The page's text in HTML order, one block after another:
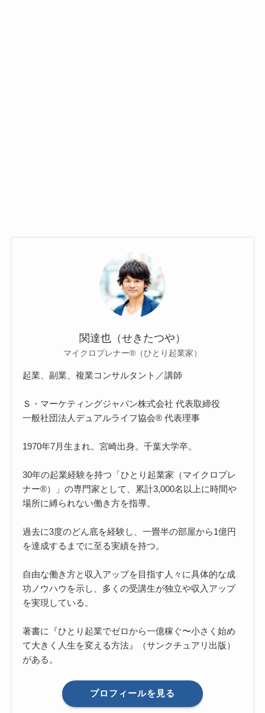
関達也（せきたつや）
マイクロプレナー®（ひとり起業家）
起業、副業、複業コンサルタント／講師
Ｓ・マーケティングジャパン株式会社 代表取締役
一般社団法人デュアルライフ協会® 代表理事
1970年7月生まれ。宮崎出身。千葉大学卒。
30年の起業経験を持つ「ひとり起業家（マイクロプレ
ナー®）」の専門家として、累計3,000名以上に時間や
場所に縛られない働き方を指導。
過去に3度のどん底を経験し、一畳半の部屋から1億円
を達成するまでに至る実績を持つ。
自由な働き方と収入アップを目指す人々に具体的な成
功ノウハウを示し、多くの受講生が独立や収入アップ
を実現している。
著書に『ひとり起業でゼロから一億稼ぐ〜小さく始め
て大きく人生を変える方法』（サンクチュアリ出版）
がある。
プロフィールを見る